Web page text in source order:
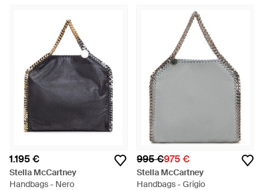
1.195 €
Stella McCartney
Handbags - Nero
995 €975 €
Stella McCartney
Handbags - Grigio